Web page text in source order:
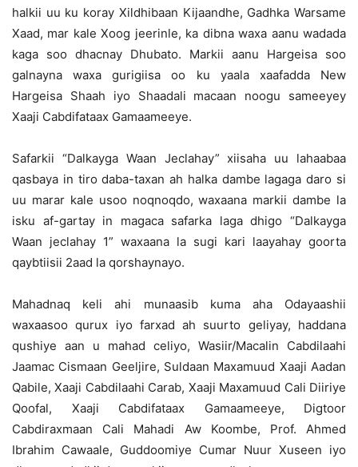
halkii uu ku koray Xildhibaan Kijaandhe, Gadhka Warsame
Xaad, mar kale Xoog jeerinle, ka dibna waxa aanu wadada
kaga soo dhacnay Dhubato. Markii aanu Hargeisa soo
galnayna waxa gurigiisa oo ku yaala xaafadda New
Hargeisa Shaah iyo Shaadali macaan noogu sameeyey
Xaaji Cabdifataax Gamaameeye.
Safarkii “Dalkayga Waan Jeclahay” xiisaha uu lahaabaa
qasbaya in tiro daba-taxan ah halka dambe lagaga daro si
uu marar kale usoo noqnoqdo, waxaana markii dambe la
isku af-gartay in magaca safarka laga dhigo “Dalkayga
Waan jeclahay 1” waxaana la sugi kari laayahay goorta
qaybtiisii 2aad la qorshaynayo.
Mahadnaq keli ahi munaasib kuma aha Odayaashii
waxaasoo qurux iyo farxad ah suurto geliyay, haddana
qushiye aan u mahad celiyo, Wasiir/Macalin Cabdilaahi
Jaamac Cismaan Geeljire, Suldaan Maxamuud Xaaji Aadan
Qabile, Xaaji Cabdilaahi Carab, Xaaji Maxamuud Cali Diiriye
Qoofal, Xaaji Cabdifataax Gamaameeye, Digtoor
Cabdiraxmaan Cali Mahadi Aw Koombe, Prof. Ahmed
Ibrahim Cawaale, Guddoomiye Cumar Nuur Xuseen iyo